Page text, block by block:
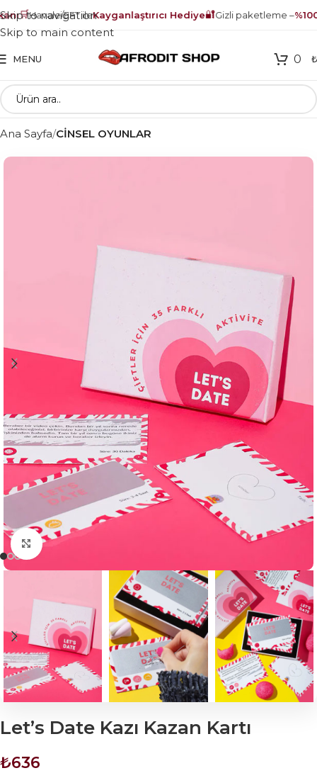
🛒Havale/EFT ileKayganlaştırıcı Hediye🔐Gizli paketleme –%100
Skip to navigation
Skip to main content
MENU 0 ₺
Ana Sayfa CİNSEL OYUNLAR
Click to enlarge
Let’s Date Kazı Kazan Kartı
₺636